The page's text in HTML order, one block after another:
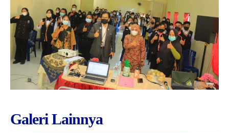
Galeri Lainnya